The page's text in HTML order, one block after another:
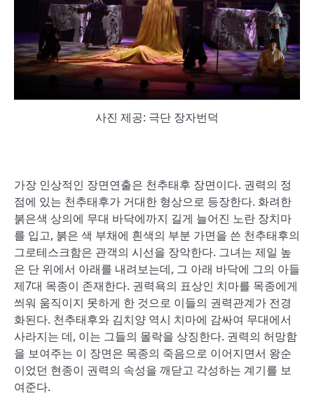
사진 제공: 극단 장자번덕
가장 인상적인 장면연출은 천추태후 장면이다. 권력의 정
점에 있는 천추태후가 거대한 형상으로 등장한다. 화려한
붉은색 상의에 무대 바닥에까지 길게 늘어진 노란 장치마
를 입고, 붉은 색 부채에 흰색의 부분 가면을 쓴 천추태후의
그로테스크함은 관객의 시선을 장악한다. 그녀는 제일 높
은 단 위에서 아래를 내려보는데, 그 아래 바닥에 그의 아들
제7대 목종이 존재한다. 권력욕의 표상인 치마를 목종에게
씌워 움직이지 못하게 한 것으로 이들의 권력관계가 전경
화된다. 천추태후와 김치양 역시 치마에 감싸여 무대에서
사라지는 데, 이는 그들의 몰락을 상징한다. 권력의 허망함
을 보여주는 이 장면은 목종의 죽음으로 이어지면서 왕순
이었던 현종이 권력의 속성을 깨닫고 각성하는 계기를 보
여준다.